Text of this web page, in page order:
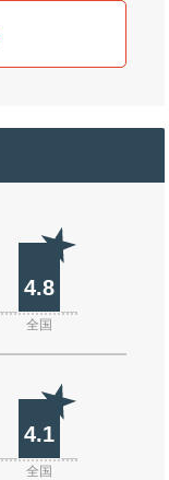
4.8
全国
4.1
全国